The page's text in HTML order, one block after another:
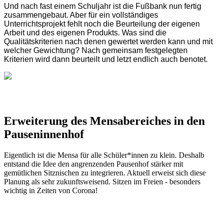
Und nach fast einem Schuljahr ist die Fußbank nun fertig
zusammengebaut. Aber für ein vollständiges
Unterrichtsprojekt fehlt noch die Beurteilung der eigenen
Arbeit und des eigenen Produkts. Was sind die
Qualitätskriterien nach denen gewertet werden kann und mit
welcher Gewichtung? Nach gemeinsam festgelegten
Kriterien wird dann beurteilt und letzt endlich auch benotet.
Erweiterung des Mensabereiches in den
Pauseninnenhof
Eigentlich ist die Mensa für alle Schüler*innen zu klein. Deshalb
entstand die Idee den angrenzenden Pausenhof stärker mit
gemütlichen Sitznischen zu integrieren. Aktuell erweist sich diese
Planung als sehr zukunftsweisend. Sitzen im Freien - besonders
wichtig in Zeiten von Corona!